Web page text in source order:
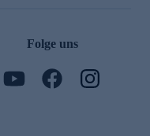
Folge uns